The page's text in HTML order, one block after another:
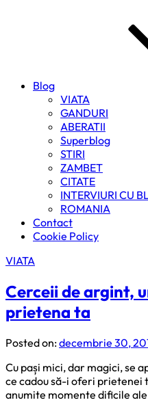
Blog
VIATA
GANDURI
ABERATII
Superblog
STIRI
ZAMBET
CITATE
INTERVIURI CU
ROMANIA
Contact
Cookie Policy
VIATA
Cerceii de argint,
prietena ta
Posted on:decembrie 30,
Cu pași mici, dar magici, se
ce cadou să-i oferi prietenei
anumite momente dificile